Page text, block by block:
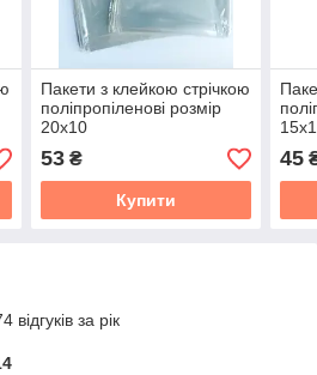
Пакети з клейкою стрічкою
поліпропіленові розмір
20х10
53₴
Купити
45
за рік